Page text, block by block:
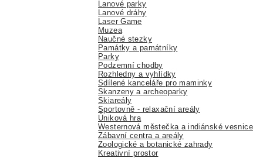
Lanové parky
Lanové dráhy
Laser Game
Muzea
Naučné stezky
Památky a památníky
Parky
Podzemní chodby
Rozhledny a vyhlídky
Sdílené kanceláře pro maminky
Skanzeny a archeoparky
Skiareály
Sportovně - relaxační areály
Úniková hra
Westernová městečka a indiánské vesnice
Zábavní centra a areály
Zoologické a botanické zahrady
Kreativní prostor